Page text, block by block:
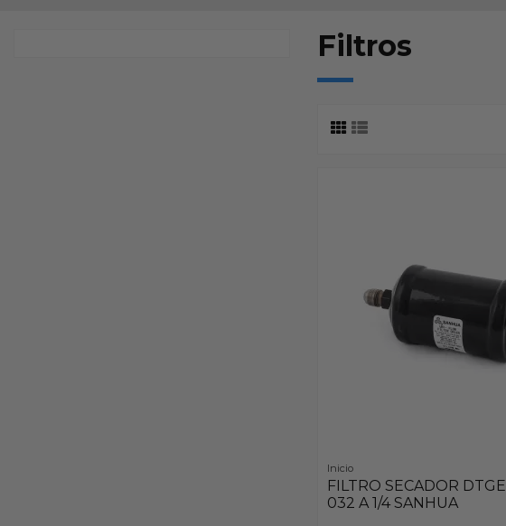
Filtros
Inicio
FILTRO SECADOR DTGE
032 A 1/4 SANHUA